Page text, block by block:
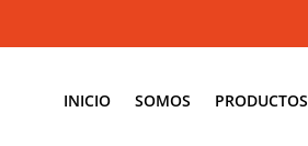
INICIO SOMOS PRODUCTOS